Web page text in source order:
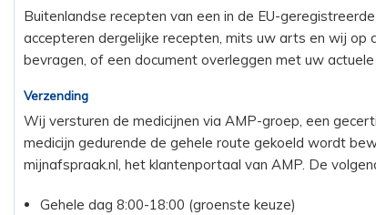
Buitenlandse recepten van een in de EU-
accepteren dergelijke recepten, mits uw arts en wij
bevragen, of een document overleggen met uw
Verzending
Wij versturen de medicijnen via AMP-groep, een
medicijn gedurende de gehele route gekoeld wordt
mijnafspraak.nl, het klantenportaal van AMP. De
Gehele dag 8:00-18:00 (groenste keuze)